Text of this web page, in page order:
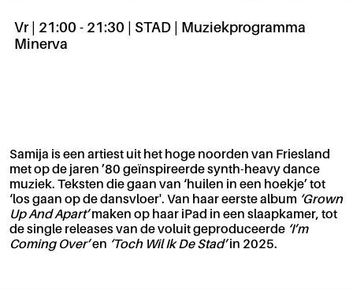
Vr | 21:00 - 21:30 | STAD | Muziekprogramma
Minerva
Samija is een artiest uit het hoge noorden van Friesland
met op de jaren ’80 geïnspireerde synth-heavy dance
muziek. Teksten die gaan van ‘huilen in een hoekje’ tot
‘los gaan op de dansvloer'. Van haar eerste album ‘Grown
Up And Apart’maken op haar iPad in een slaapkamer, tot
de single releasesvan de voluit geproduceerde ‘I’m
Coming Over’en ‘Toch Wil Ik De Stad’in 2025.